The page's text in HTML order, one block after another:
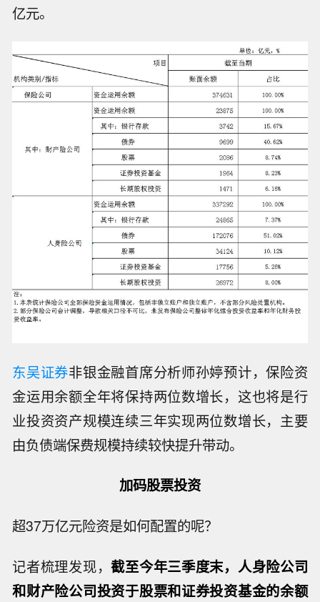
亿元。
东吴证券非银金融首席分析师孙婷预计，保险资
金运用余额全年将保持两位数增长，这也将是行
业投资资产规模连续三年实现两位数增长，主要
由负债端保费规模持续较快提升带动。
加码股票投资
超37万亿元险资是如何配置的呢？
记者梳理发现，截至今年三季度末，人身险公司
和财产险公司投资于股票和证券投资基金的余额